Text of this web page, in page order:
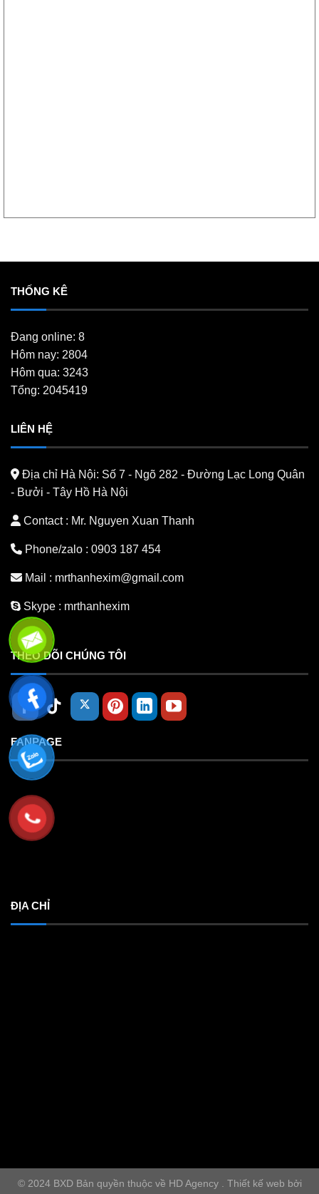
THỐNG KÊ
Đang online: 8
Hôm nay: 2804
Hôm qua: 3243
Tổng: 2045419
LIÊN HỆ
Địa chỉ Hà Nội: Số 7 - Ngõ 282 - Đường Lạc Long Quân
- Bưởi - Tây Hồ Hà Nội
Contact : Mr. Nguyen Xuan Thanh
Phone/zalo : 0903 187 454
Mail : mrthanhexim@gmail.com
Skype : mrthanhexim
THEO DÕI CHÚNG TÔI
FANPAGE
ĐỊA CHỈ
© 2024 BXD Bản quyền thuộc về HD Agency . Thiết kế web bởi